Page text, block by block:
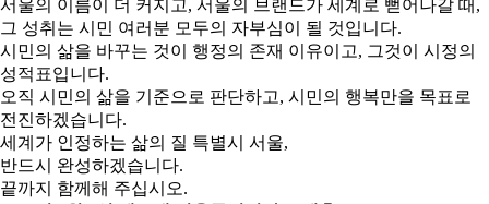
서울의 이름이 더 커지고, 서울의 브랜드가 세계로 뻗어나갈 때,
그 성취는 시민 여러분 모두의 자부심이 될 것입니다.
시민의 삶을 바꾸는 것이 행정의 존재 이유이고, 그것이 시정의
성적표입니다.
오직 시민의 삶을 기준으로 판단하고, 시민의 행복만을 목표로
전진하겠습니다.
세계가 인정하는 삶의 질 특별시 서울,
반드시 완성하겠습니다.
끝까지 함께해 주십시오.